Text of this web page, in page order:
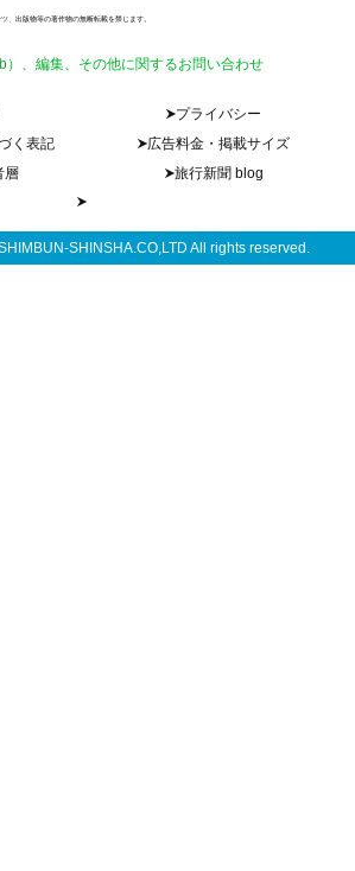
、出版物等の著作物の無断転載を禁じます。
）、編集、その他に関するお問い合わせ
プライバシー
く表記
広告料金・掲載サイズ
層
旅行新聞 blog
SHINSHA.CO,LTD All rights reserved.